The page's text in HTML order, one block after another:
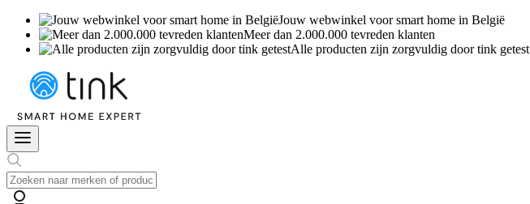
Jouw webwinkel voor smart home in België
Meer dan 2.000.000 tevreden klanten
Alle producten zijn zorgvuldig door tink getest